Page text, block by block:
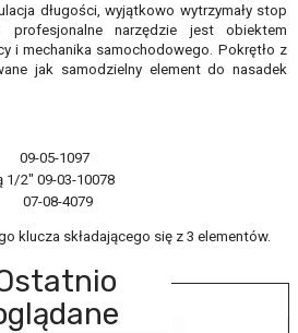
długości, wyjątkowo wytrzymały stop
narzędzie jest obiektem
i mechanika samochodowego. Pokrętło z
jak samodzielny element do nasadek
05-1097
1/2" 09-03-10078
07-08-4079
klucza składającego się z 3 elementów.